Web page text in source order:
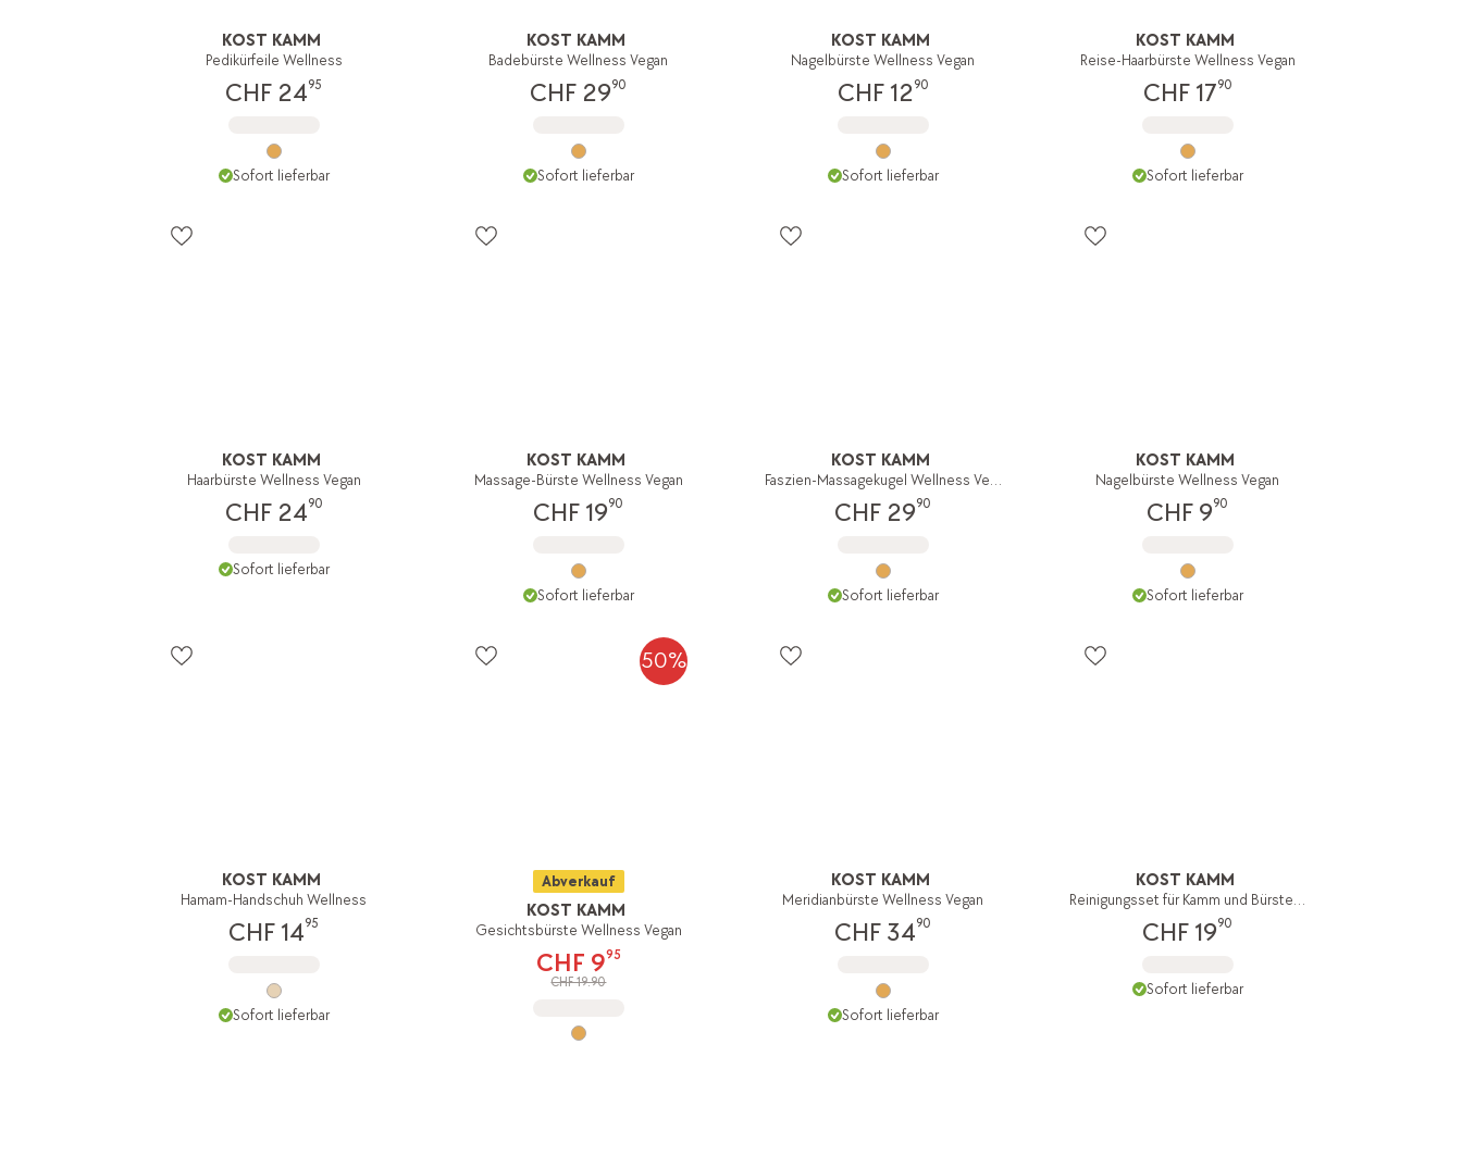
KOST KAMM
Pedikürfeile Wellness
CHF 2495
Sofort lieferbar
KOST KAMM
Badebürste Wellness Vegan
CHF 2990
Sofort lieferbar
KOST KAMM
Nagelbürste Wellness Vegan
CHF 1290
Sofort lieferbar
KOST KAMM
Reise-Haarbürste Wellness Vegan
CHF 1790
Sofort lieferbar
KOST KAMM
Haarbürste Wellness Vegan
CHF 2490
Sofort lieferbar
KOST KAMM
Massage-Bürste Wellness Vegan
CHF 1990
Sofort lieferbar
KOST KAMM
Faszien-Massagekugel Wellness Vegan
CHF 2990
Sofort lieferbar
KOST KAMM
Nagelbürste Wellness Vegan
CHF 990
Sofort lieferbar
KOST KAMM
Hamam-Handschuh Wellness
CHF 1495
Sofort lieferbar
50%
Abverkauf
KOST KAMM
Gesichtsbürste Wellness Vegan
CHF 995
CHF 19.90
KOST KAMM
Meridianbürste Wellness Vegan
CHF 3490
Sofort lieferbar
KOST KAMM
Reinigungsset für Kamm und Bürste Wellness Vegan
CHF 1990
Sofort lieferbar